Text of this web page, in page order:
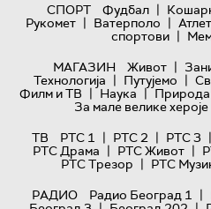
СПОРТ
Фудбал |
Рукомет | Ватерполо |
спортови |
МАГАЗИН
Живот |
Технологијa | Путујемо |
Филм и ТВ | Наука | Природа
За мале велике хероје
ТВ
РТС 1 | РТС 2 | РТС 3 |
РТС Драма | РТС Живот |
РТС Трезор | РТС
РАДИО
Радио Београд 1 |